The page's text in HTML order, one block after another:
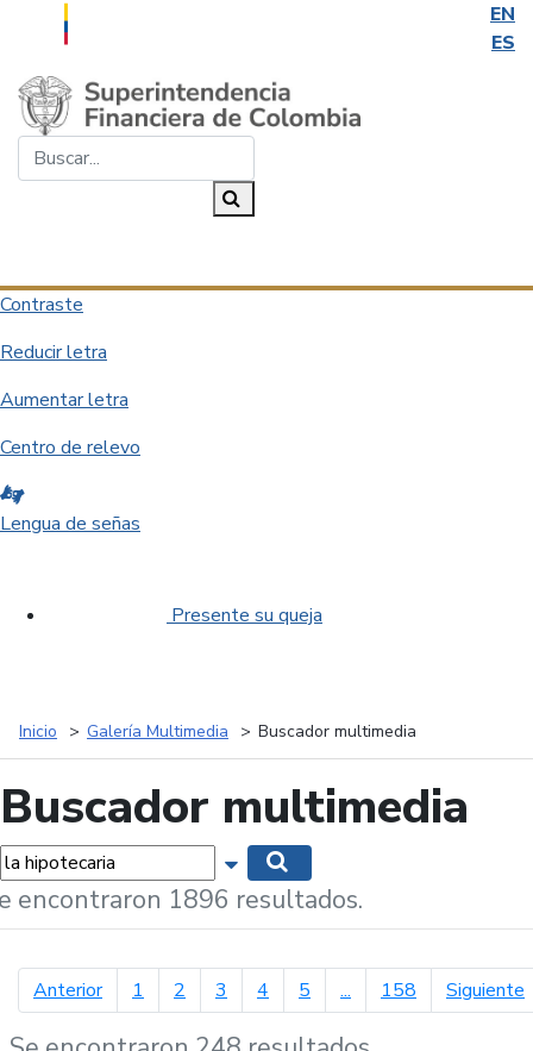
EN
ES
Saltar al contenido principal
Contraste
Reducir letra
Aumentar letra
Centro de relevo
Lengua de señas
Presente su queja
Inicio Galería Multimedia Buscador multimedia
Buscador multimedia
Mostrar opciones de búsqueda
encontraron 1896 resultados.
Anteriorpágina anterior
1 2 3 4 5 ... 158 Siguiente